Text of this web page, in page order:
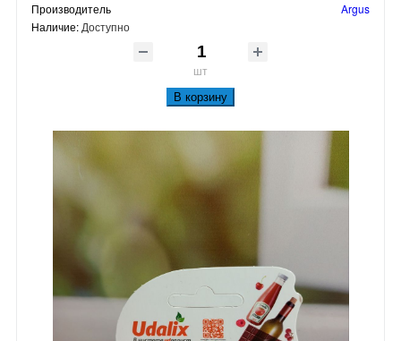
Производитель
Argus
Наличие: Доступно
шт
В корзину